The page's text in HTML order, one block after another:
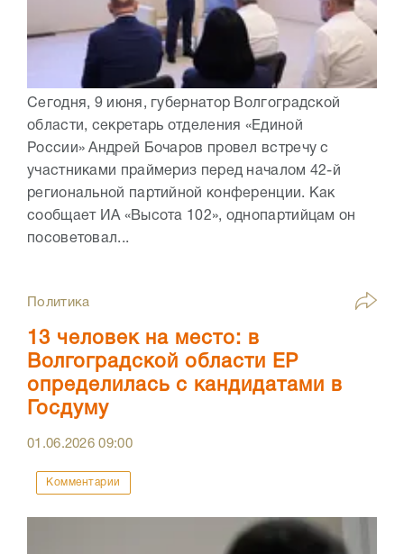
Сегодня, 9 июня, губернатор Волгоградской
области, секретарь отделения «Единой
России» Андрей Бочаров провел встречу с
участниками праймериз перед началом 42-й
региональной партийной конференции. Как
сообщает ИА «Высота 102», однопартийцам он
посоветовал...
Политика
13 человек на место: в
Волгоградской области ЕР
определилась с кандидатами в
Госдуму
01.06.202609:00
Комментарии